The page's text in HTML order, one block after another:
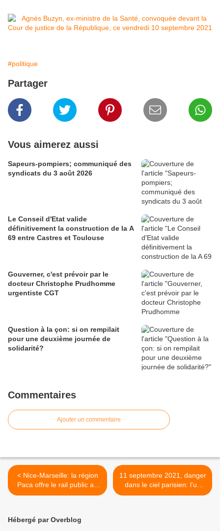
#politique
Partager
Vous aimerez aussi
Sapeurs-pompiers; communiqué des
syndicats du 3 août 2026
Le Conseil d'Etat valide
définitivement la construction de la A
69 entre Castres et Toulouse
Gouverner, c'est prévoir par le
docteur Christophe Prudhomme
urgentiste CGT
Question à la çon: si on rempilait
pour une deuxième journée de
solidarité?
Commentaires
Ajouter un commentaire
< Nice-Marseille: la région
Paca offre le rail public au
capital privé
11 septembre 2021, danger
dans le ciel parisien: l'un
des monuments de Paris ou
Hébergé par Overblog